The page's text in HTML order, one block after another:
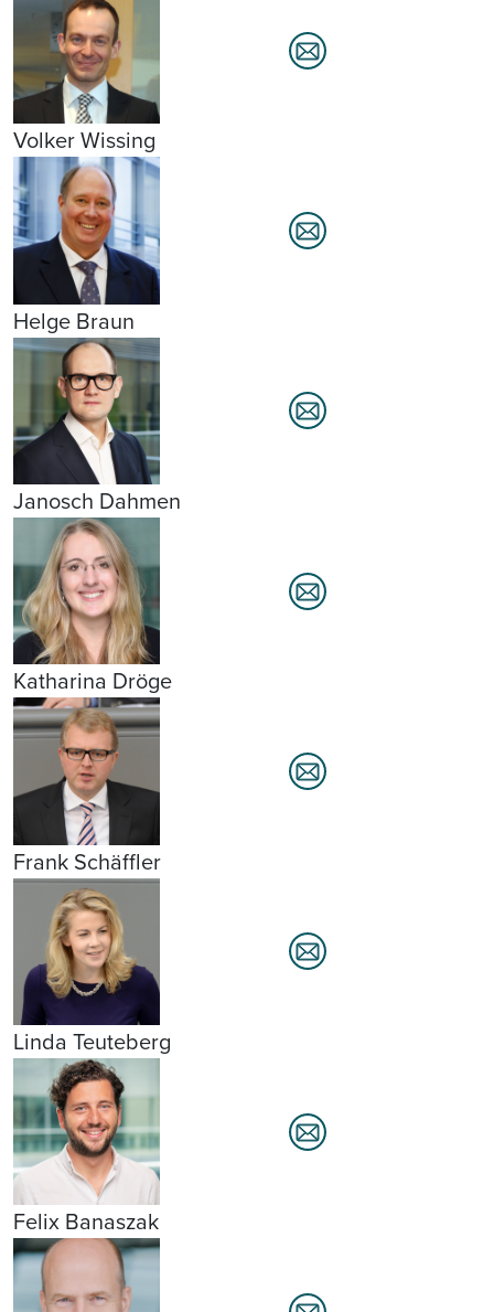
Volker Wissing
Helge Braun
Janosch Dahmen
Katharina Dröge
Frank Schäffler
Linda Teuteberg
Felix Banaszak